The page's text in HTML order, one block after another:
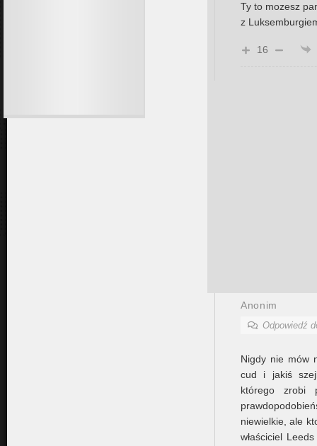
Ty to mozesz
z
16
Anonim
Odpowiedź
Nigdy nie mów
cud i jakiś
którego zrobi
niewielkie, ale
właściciel